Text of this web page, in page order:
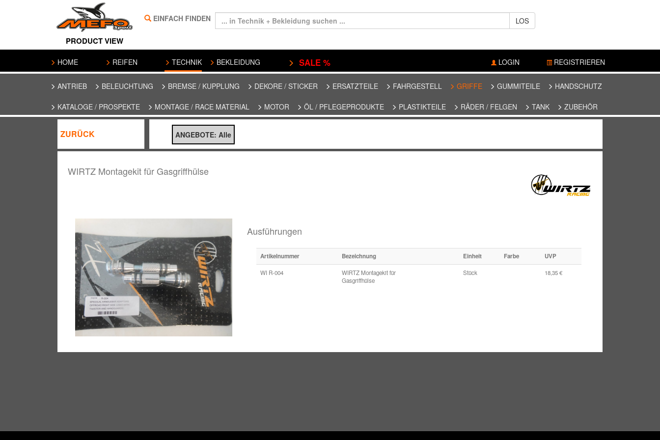
PRODUCT VIEW
EINFACH FINDEN LOS
HOME REIFEN TECHNIK BEKLEIDUNG SALE % LOGIN REGISTRIEREN
ANTRIEB BELEUCHTUNG BREMSE / KUPPLUNG DEKORE / STICKER ERSATZTEILE FAHRGESTELL GRIFFE GUMMITEILE HANDSCHUTZ
KATALOGE / PROSPEKTE MONTAGE / RACE MATERIAL MOTOR ÖL / PFLEGEPRODUKTE PLASTIKTEILE RÄDER / FELGEN TANK ZUBEHÖR
ZURÜCK ANGEBOTE: Alle
WIRTZ Montagekit für Gasgriffhülse
Ausführungen
Artikelnummer Bezeichnung Einheit Farbe UVP
WI R-004
WIRTZ Montagekit für
Gasgriffhülse
Stück 18,35 €